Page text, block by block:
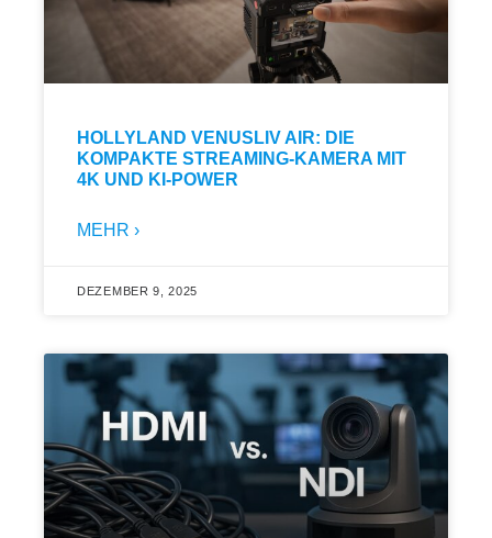
HOLLYLAND VENUSLIV AIR: DIE
KOMPAKTE STREAMING-KAMERA MIT
4K UND KI-POWER
MEHR ›
DEZEMBER 9, 2025